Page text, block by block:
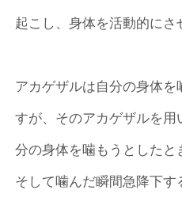
起こし、身体を活動的にさ
アカゲザルは自分の身体
すが、そのアカゲザルを用
分の身体を噛もうとしたと
そして噛んだ瞬間急降下す